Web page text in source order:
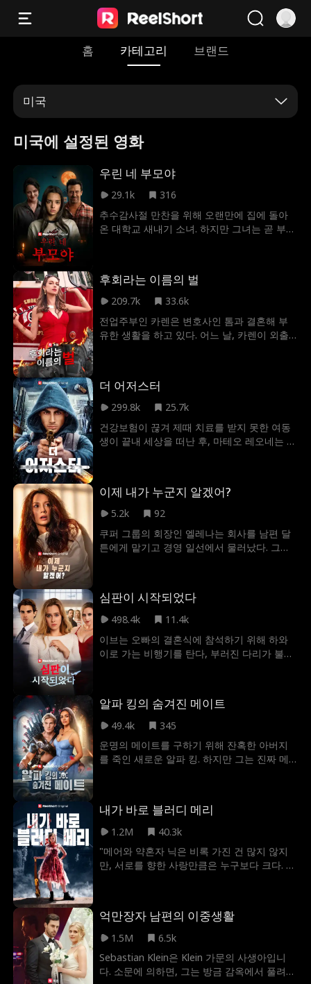
홈 카테고리 브랜드
미국
미국에 설정된 영화
우린 네 부모야
29.1k
316
추수감사절 만찬을 위해 오랜만에 집에 돌아
온 대학교 새내기 소녀. 하지만 그녀는 곧 부모
후회라는 이름의 벌
209.7k
33.6k
전업주부인 카렌은 변호사인 톰과 결혼해 부
유한 생활을 하고 있다. 어느 날, 카렌이 외출
로 이송하는 데 동행한다. 안나는 긴급 수술이
필요해 최대한 빨리 응급실로 가야 했지만, 소
아오던 카렌의 차와 충돌하고 만다. 카렌은 사
고 후 소방대원들에게 사과하라며 굴욕적인
그리고 지나가던 친절한 시민들이 상황의 심
각성을 알리며 길을 비켜달라고 애원하지만,
카렌은 끝까지 고집을 부린다. 그녀는 자신이
가로막고 있는 소방차가 사실은 자신의 딸을
살리려 하고 있다는 사실을 전혀 모른 채 그렇
게 행동하는데...
더 어저스터
299.8k
25.7k
건강보험이 끊겨 제때 치료를 받지 못한 여동
생이 끝내 세상을 떠난 후, 마테오 레오네는 모
다. 그리고 결국 건강보험 회사의 CEO를 살해
하면서 그 분노의 서막을 연다. 하지만 마테오
을 외면하고 이익만 좇아온 부패한 건강보험
업계의 실체를 세상에 알리려 한다. 경찰의 추
작한다. 침묵을 강요당했던 이들에게 마테오는
어느새 ‘정의를 대신하는 영웅’이 되어간다.
이제 내가 누군지 알겠어?
5.2k
92
쿠퍼 그룹의 회장인 엘레나는 회사를 남편 달
튼에게 맡기고 경영 일선에서 물러났다. 그러
은 할망구일 것이라 추측하기에 이르렀다. 그
중에서도 달튼의 비서 플로라는 달튼을 유혹
엘레나의 애정 행각을 목격한 플로라는 엘레
나를 달튼의 정부라 오해했고, 그녀의 임신 사
격적인 방해 공작을 시작하는데...
심판이 시작되었다
498.4k
11.4k
이브는 오빠의 결혼식에 참석하기 위해 하와
이로 가는 비행기를 탄다, 부러진 다리가 불편
아이의 엄마는 조종사에게 비행기를 되돌릴
것을 요구하고, 비행기는 비상착륙 하게 된다.
의 엄마를 두둔하게 되고, 클라라는 이브가 자
신의 약혼자의 내연녀라며 몰아세우지만, 사
가게 된다.
알파 킹의 숨겨진 메이트
49.4k
345
운명의 메이트를 구하기 위해 잔혹한 아버지
를 죽인 새로운 알파 킹. 하지만 그는 진짜 메
문을 당한다. 그녀는 과연 알파 킹이 돌아오기
전까지 버틸 수 있을까?
내가 바로 블러디 메리
1.2M
40.3k
"메어와 약혼자 닉은 비록 가진 건 많지 않지
만, 서로를 향한 사랑만큼은 누구보다 크다. 가
의 어머니가 뜻밖에 나타나 메어를 다정하게
맞이하고, 부유하고도 베일에 싸인 ‘손우드’ 가
의 웅장한 저택에서 열자고 제안하기까지. 꿈
에 그리던 결혼이 현실이 되는 듯했지만— 결
억만장자 남편의 이중생활
1.5M
6.5k
Sebastian Klein은 Klein 가문의 사생아입니
다. 소문에 의하면, 그는 방금 감옥에서 풀려난